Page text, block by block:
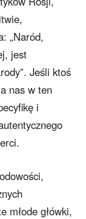
„Naród,
jest
Jeśli ktoś
nas w ten
i
młode główki,